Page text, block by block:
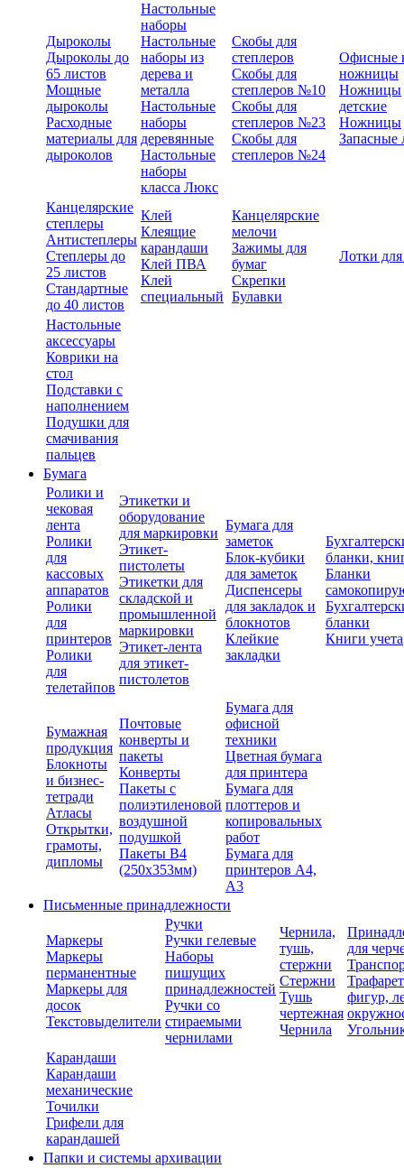
Дыроколы
Дыроколы до
65 листов
Мощные
дыроколы
Расходные
материалы для
дыроколов
Настольные
наборы
Настольные
наборы из
дерева и
металла
Настольные
наборы
деревянные
Настольные
наборы
класса Люкс
Скобы для
степлеров
Скобы для
степлеров №10
Скобы для
степлеров №23
Скобы для
степлеров №24
Офисные
ножницы
Ножницы
детские
Ножницы
Запасные
Канцелярские
степлеры
Антистеплеры
Степлеры до
25 листов
Стандартные
до 40 листов
Клей
Клеящие
карандаши
Клей ПВА
Клей
специальный
Канцелярские
мелочи
Зажимы для
бумаг
Скрепки
Булавки
Лотки
Настольные
аксессуары
Коврики на
стол
Подставки с
наполнением
Подушки для
смачивания
пальцев
Бумага
Ролики и
чековая
лента
Ролики
для
кассовых
аппаратов
Ролики
для
принтеров
Ролики
для
телетайпов
Этикетки и
оборудование
для маркировки
Этикет-
пистолеты
Этикетки для
складской и
промышленной
маркировки
Этикет-лента
для этикет-
пистолетов
Бумага для
заметок
Блок-кубики
для заметок
Диспенсеры
для закладок и
блокнотов
Клейкие
закладки
бланки,
Бланки
бланки
Книги учета
Бумажная
продукция
Блокноты
и бизнес-
тетради
Атласы
Открытки,
грамоты,
дипломы
Почтовые
конверты и
пакеты
Конверты
Пакеты с
полиэтиленовой
воздушной
подушкой
Пакеты В4
(250х353мм)
Бумага для
офисной
техники
Цветная бумага
для принтера
Бумага для
плоттеров и
копировальных
работ
Бумага для
принтеров А4,
А3
Письменные принадлежности
Маркеры
Маркеры
перманентные
Маркеры для
досок
Текстовыделители
Ручки
Ручки гелевые
Наборы
пишущих
принадлежностей
Ручки со
стираемыми
чернилами
Чернила,
тушь,
стержни
Стержни
Тушь
чертежная
Чернила
для
фигур,
Карандаши
Карандаши
механические
Точилки
Грифели для
карандашей
Папки и системы архивации